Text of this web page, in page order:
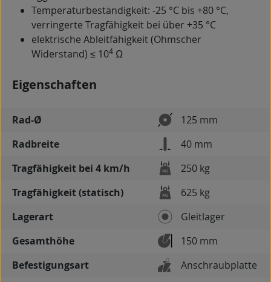
Temperaturbeständigkeit: -25 °C bis +80 °C,
verringerte Tragfähigkeit bei über +35 °C
elektrische Ableitfähigkeit (Ohmscher
Widerstand) ≤ 104 Ω
Eigenschaften
Rad-Ø
125 mm
Radbreite
40 mm
Tragfähigkeit bei 4 km/h
250 kg
Tragfähigkeit (statisch)
625 kg
Lagerart
Gleitlager
Gesamthöhe
150 mm
Befestigungsart
Anschraubplatte